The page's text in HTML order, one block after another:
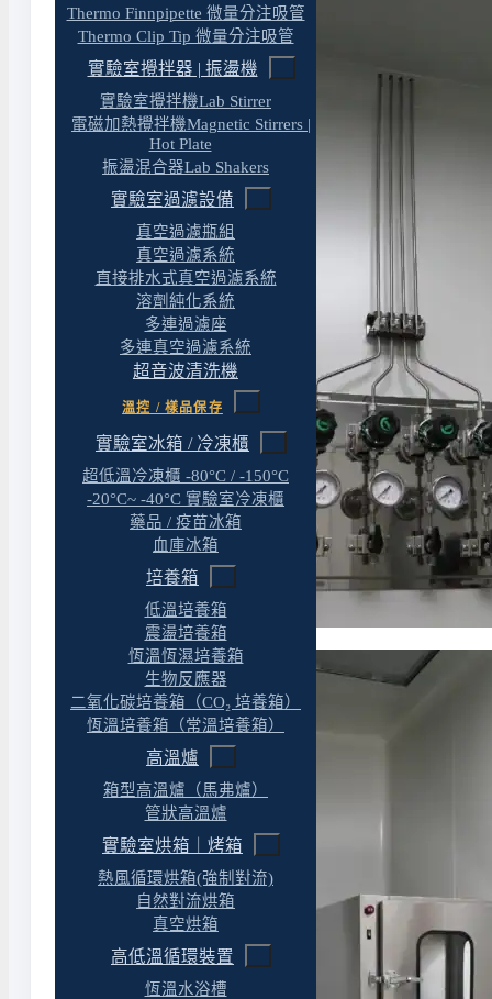
Thermo Finnpipette 微量分注吸管
Thermo Clip Tip 微量分注吸管
實驗室攪拌器 | 振盪機
實驗室攪拌機Lab Stirrer
電磁加熱攪拌機Magnetic Stirrers |
Hot Plate
振盪混合器Lab Shakers
實驗室過濾設備
真空過濾瓶組
真空過濾系統
直接排水式真空過濾系統
溶劑純化系統
多連過濾座
多連真空過濾系統
超音波清洗機
溫控 / 樣品保存
實驗室冰箱 / 冷凍櫃
超低溫冷凍櫃 -80°C / -150°C
-20°C~ -40°C 實驗室冷凍櫃
藥品 / 疫苗冰箱
血庫冰箱
培養箱
低溫培養箱
震盪培養箱
恆溫恆濕培養箱
生物反應器
二氧化碳培養箱（CO₂ 培養箱）
恆溫培養箱（常溫培養箱）
高溫爐
箱型高溫爐（馬弗爐）
管狀高溫爐
實驗室烘箱｜烤箱
熱風循環烘箱(強制對流)
自然對流烘箱
真空烘箱
高低溫循環裝置
恆溫水浴槽